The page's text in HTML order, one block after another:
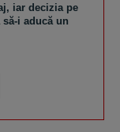
iar decizia pe
i aducă un